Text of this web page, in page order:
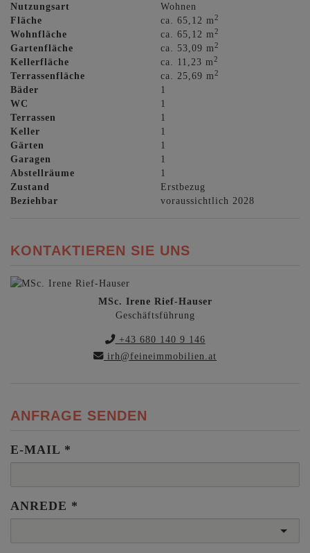
Nutzungsart
Wohnen
Fläche
ca. 65,12 m2
Wohnfläche ca. 65,12 m2
Gartenfläche ca. 53,09 m2
Kellerfläche ca. 11,23 m2
Terrassenfläche ca. 25,69 m2
Bäder
1
WC
1
Terrassen
1
Keller
1
Gärten
1
Garagen
1
Abstellräume
1
Zustand
Erstbezug
Beziehbar
voraussichtlich 2028
KONTAKTIEREN SIE UNS
MSc. Irene Rief-Hauser
Geschäftsführung
+43 680 140 9 146
irh@feineimmobilien.at
ANFRAGE SENDEN
E-MAIL
ANREDE